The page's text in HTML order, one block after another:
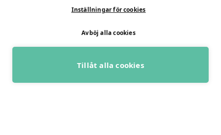
Inställningar för cookies
Avböj alla cookies
Tillåt alla cookies
Tröskeltest triathlon (cykel +
Tröskeltest Duo
Integritetspolicy